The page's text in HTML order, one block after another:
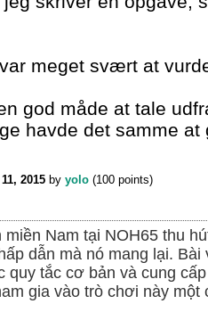
meget svært at
god måde at tale
havde det samme
2015 by yolo (100 points)
miền Nam tại NOH65 thu
dẫn mà nó mang lại. Bài
quy tắc cơ bản và cung
gia vào trò chơi này một